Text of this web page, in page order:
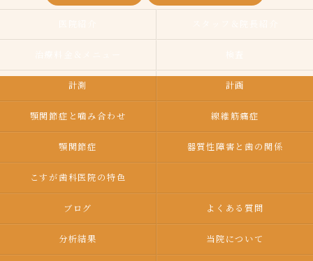
計測 計画
顎関節症と噛み合わせ 線維筋痛症
顎関節症 器質性障害と歯の関係
こすが歯科医院の特色
ブログ よくある質問
分析結果 当院について